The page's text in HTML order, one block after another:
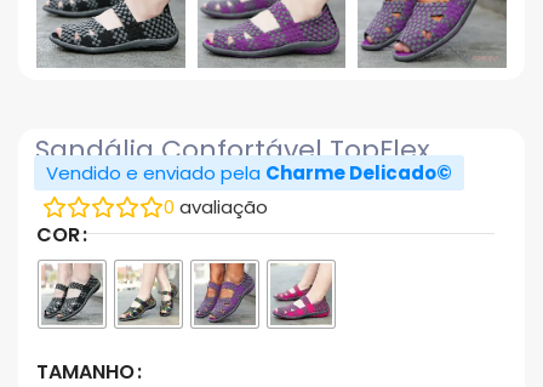
Sandália Confortável TopFlex
Vendido e enviado pela Charme Delicado©
0 avaliação
COR
TAMANHO